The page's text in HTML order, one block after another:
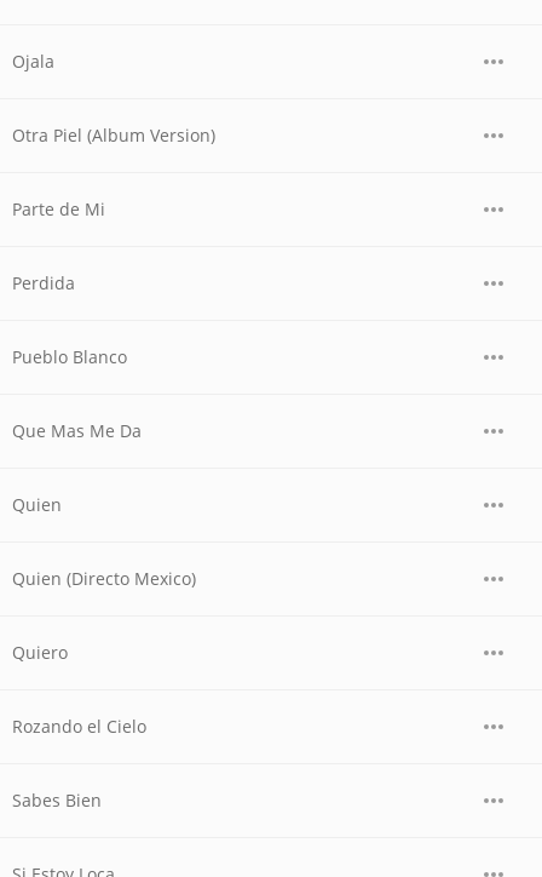
Ojala
Otra Piel (Album Version)
Parte de Mi
Perdida
Pueblo Blanco
Que Mas Me Da
Quien
Quien (Directo Mexico)
Quiero
Rozando el Cielo
Sabes Bien